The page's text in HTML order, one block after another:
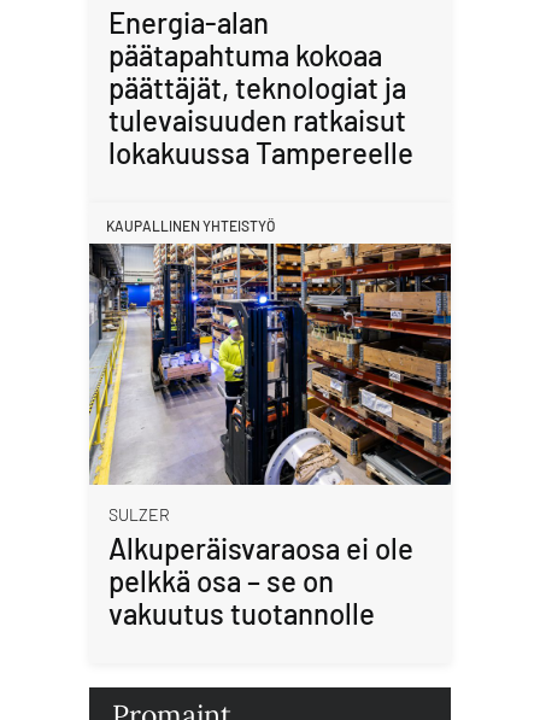
Energia-alan
päätapahtuma kokoaa
päättäjät, teknologiat ja
tulevaisuuden ratkaisut
lokakuussa Tampereelle
KAUPALLINEN YHTEISTYÖ
SULZER
Alkuperäisvaraosa ei ole
pelkkä osa – se on
vakuutus tuotannolle